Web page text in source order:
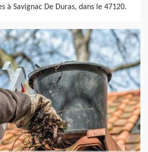
à Savignac De Duras, dans le 47120.